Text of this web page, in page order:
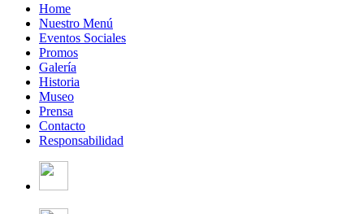
Home
Nuestro Menú
Eventos Sociales
Promos
Galería
Historia
Museo
Prensa
Contacto
Responsabilidad